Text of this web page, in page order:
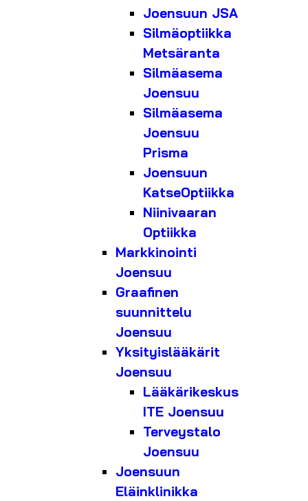
Joensuun JSA
Silmäoptiikka
Metsäranta
Silmäasema
Joensuu
Silmäasema
Joensuu
Prisma
Joensuun
KatseOptiikka
Niinivaaran
Optiikka
Markkinointi
Joensuu
Graafinen
suunnittelu
Joensuu
Yksityislääkärit
Joensuu
Lääkärikeskus
ITE Joensuu
Terveystalo
Joensuu
Joensuun
Eläinklinikka